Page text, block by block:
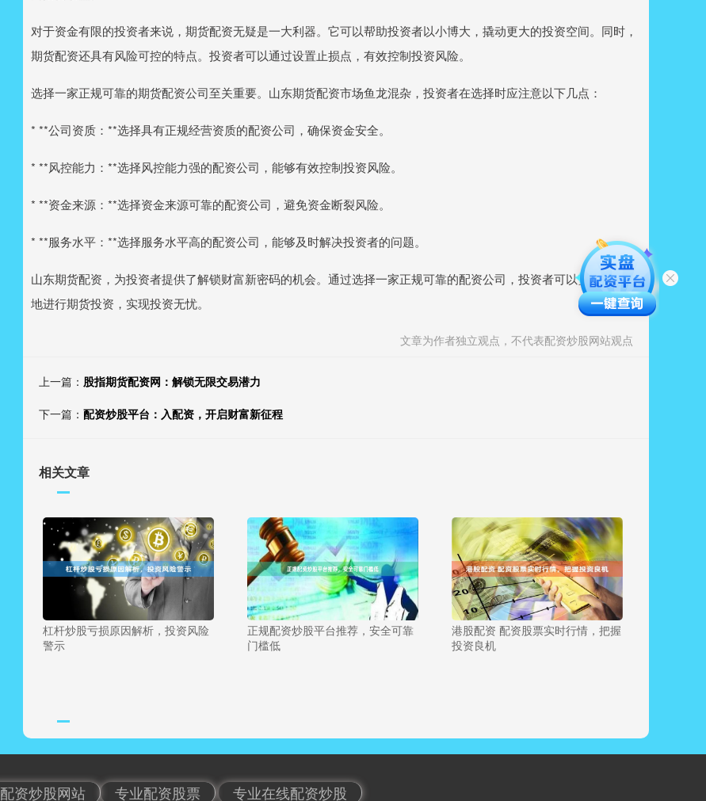
对于资金有限的投资者来说，期货配资无疑是一大利器。它可以帮助投资者以小博大，撬动更大的投资空间。同时，
期货配资还具有风险可控的特点。投资者可以通过设置止损点，有效控制投资风险。
选择一家正规可靠的期货配资公司至关重要。山东期货配资市场鱼龙混杂，投资者在选择时应注意以下几点：
* **公司资质：**选择具有正规经营资质的配资公司，确保资金安全。
* **风控能力：**选择风控能力强的配资公司，能够有效控制投资风险。
* **资金来源：**选择资金来源可靠的配资公司，避免资金断裂风险。
* **服务水平：**选择服务水平高的配资公司，能够及时解决投资者的问题。
山东期货配资，为投资者提供了解锁财富新密码的机会。通过选择一家正规可靠的配资公司，投资者可以安全、高效
地进行期货投资，实现投资无忧。
文章为作者独立观点，不代表配资炒股网站观点
上一篇： 股指期货配资网：解锁无限交易潜力
下一篇： 配资炒股平台：入配资，开启财富新征程
相关文章
杠杆炒股亏损原因解析，投资风险
警示
正规配资炒股平台推荐，安全可靠
门槛低
港股配资 配资股票实时行情，把握
投资良机
配资炒股网站 专业配资股票 专业在线配资炒股